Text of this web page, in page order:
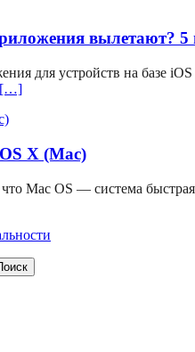
вылетают? 5
для устройств на базе
[…]
X (Mac)
Mac OS — система